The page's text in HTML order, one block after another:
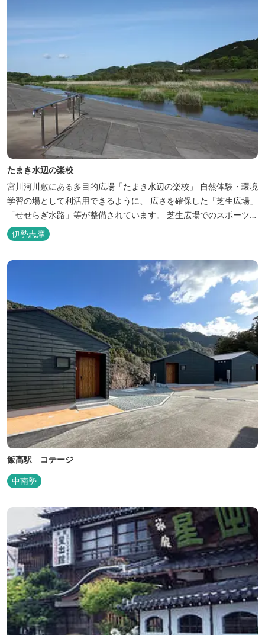
たまき水辺の楽校
宮川河川敷にある多目的広場「たまき水辺の楽校」 自然体験・環境
学習の場として利活用できるように、 広さを確保した「芝生広場」
「せせらぎ水路」等が整備されています。 芝生広場でのスポーツや
バーベキューはもちろん、 車での乗り入れも可能なため、オートキ
ャンプなどもお楽しみいただけます！ 火災防止のため、バーベキュ
ー･焚火等をする際は、 直火にならないように焚火台･コンロ等を
伊勢志摩
飯高駅 コテージ
中南勢